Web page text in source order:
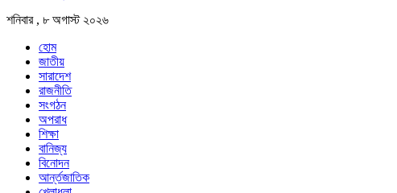
শনিবার , ৮ অগাস্ট ২০২৬
হোম
জাতীয়
সারাদেশ
রাজনীতি
সংগঠন
অপরাধ
শিক্ষা
বানিজ্য
বিনোদন
আর্ন্তজাতিক